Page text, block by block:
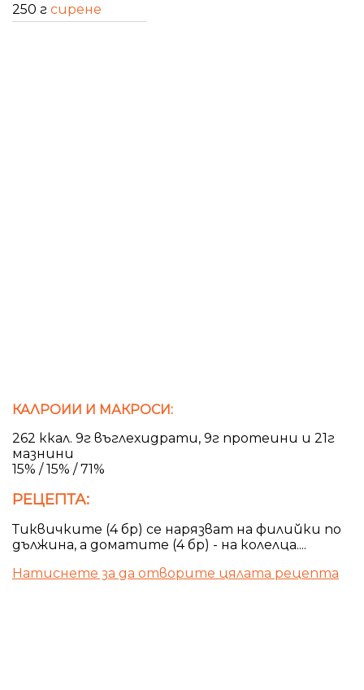
250 г сирене
КАЛРОИИ И МАКРОСИ:
262 ккал. 9г въглехидрати, 9г протеини и 21г
мазнини
15% / 15% / 71%
РЕЦЕПТА:
Тиквичките (4 бр) се нарязват на филийки по
дължина, а доматите (4 бр) - на колелца....
Натиснете за да отворите цялата рецепта